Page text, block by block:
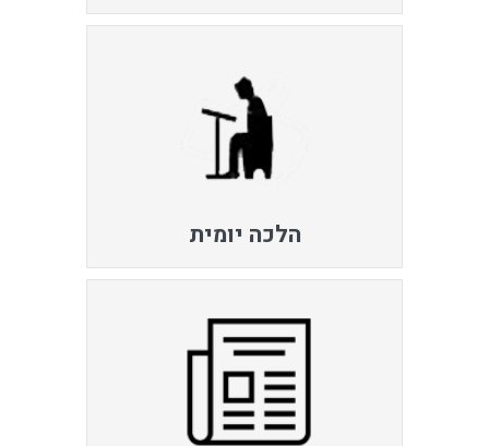
הלכה יומית